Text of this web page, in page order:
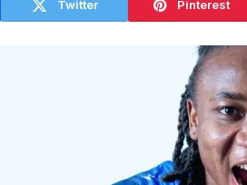
Twitter Pinterest